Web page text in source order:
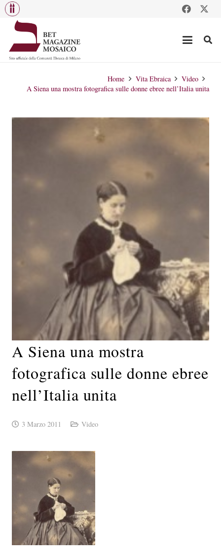
Home Vita Ebraica
Video
A Siena una mostra fotografica sulle donne ebree nell’Italia unita
A Siena una mostra
fotografica sulle donne ebree
nell’Italia unita
3 Marzo 2011 Video